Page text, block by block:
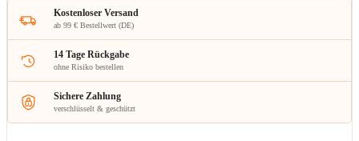
Kostenloser Versand
ab 99 € Bestellwert (DE)
14 Tage Rückgabe
ohne Risiko bestellen
Sichere Zahlung
verschlüsselt & geschützt